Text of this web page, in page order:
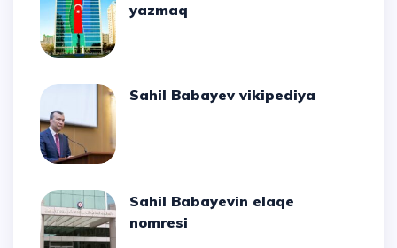
yazmaq
Sahil Babayev vikipediya
Sahil Babayevin elaqe
nomresi